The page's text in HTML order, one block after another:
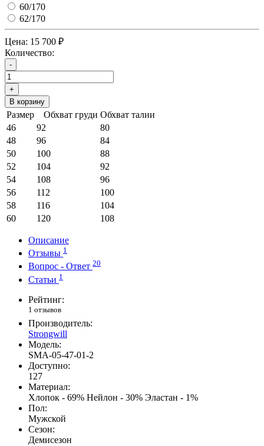
60/170
62/170
Цена: 15 700 ₽
Количество:
-
+
В корзину
Размер Обхват груди Обхват талии
46
92
80
48
96
84
50
100
88
52
104
92
54
108
96
56
112
100
58
116
104
60
120 108
Описание
Отзывы 1
Вопрос - Ответ 20
Статьи 1
Рейтинг:
1 отзывов
Производитель:
Strongwill
Модель:
SMA-05-47-01-2
Доступно:
127
Материал:
Хлопок - 69% Нейлон - 30% Эластан - 1%
Пол:
Мужской
Сезон:
Демисезон